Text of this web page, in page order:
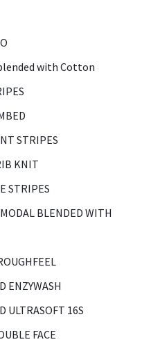
with Cotton
STRIPES
KNIT
STRIPES
BLENDED WITH
ENZYWASH
ULTRASOFT 16S
FACE